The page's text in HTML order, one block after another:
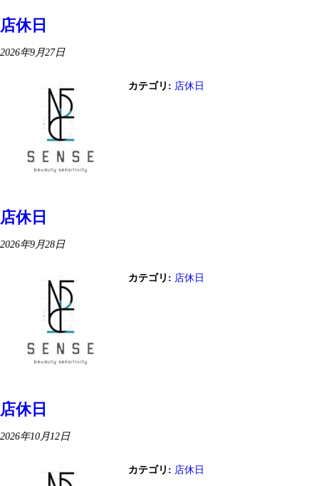
店休日
2026年9月27日
カテゴリ: 店休日
店休日
2026年9月28日
カテゴリ: 店休日
店休日
2026年10月12日
カテゴリ: 店休日